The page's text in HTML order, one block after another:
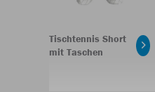
Tischtennis Short
mit Taschen